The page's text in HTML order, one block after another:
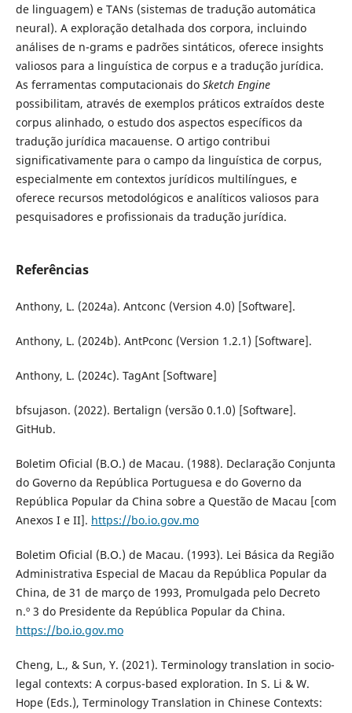
de linguagem) e TANs (sistemas de tradução automática
neural). A exploração detalhada dos corpora, incluindo
análises de n-grams e padrões sintáticos, oferece insights
valiosos para a linguística de corpus e a tradução jurídica.
As ferramentas computacionais do Sketch Engine
possibilitam, através de exemplos práticos extraídos deste
corpus alinhado, o estudo dos aspectos específicos da
tradução jurídica macauense. O artigo contribui
significativamente para o campo da linguística de corpus,
especialmente em contextos jurídicos multilíngues, e
oferece recursos metodológicos e analíticos valiosos para
pesquisadores e profissionais da tradução jurídica.
Referências
Anthony, L. (2024a). Antconc (Version 4.0) [Software].
Anthony, L. (2024b). AntPconc (Version 1.2.1) [Software].
Anthony, L. (2024c). TagAnt [Software]
bfsujason. (2022). Bertalign (versão 0.1.0) [Software].
GitHub.
Boletim Oficial (B.O.) de Macau. (1988). Declaração Conjunta
do Governo da República Portuguesa e do Governo da
República Popular da China sobre a Questão de Macau [com
Anexos I e II]. https://bo.io.gov.mo
Boletim Oficial (B.O.) de Macau. (1993). Lei Básica da Região
Administrativa Especial de Macau da República Popular da
China, de 31 de março de 1993, Promulgada pelo Decreto
n.º 3 do Presidente da República Popular da China.
https://bo.io.gov.mo
Cheng, L., & Sun, Y. (2021). Terminology translation in socio-
legal contexts: A corpus-based exploration. In S. Li & W.
Hope (Eds.), Terminology Translation in Chinese Contexts: